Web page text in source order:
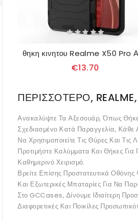
€13.70
ΠΕΡΙΣΣΌΤΕΡΟ, REALME,
Ανακαλύψτε Τα Αξεσουάρ, Όπως
Σχεδιασμένο Κατά Παραγγελία,
Να Χρησιμοποιείτε Τις Θύρες Και Τις
Προτιμήστε Καλύμματα Και Θήκες
Καθημερινό Χειρισμό.
Βρείτε Επίσης Προστατευτικά
Και Εξωτερικές Μπαταρίες Για Να
Στο GCCases, Δίνουμε Ιδιαίτερη
Διαφορετικές Και Ποικίλες